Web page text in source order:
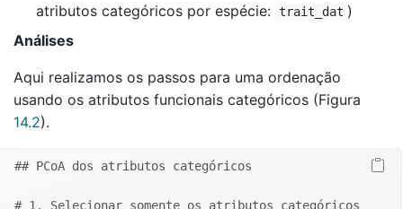
atributos categóricos por espécie: trait_dat )
Análises
Aqui realizamos os passos para uma ordenação
usando os atributos funcionais categóricos (Figura
14.2).
## PCoA dos atributos categóricos
# 1. Selecionar somente os atributos categóricos